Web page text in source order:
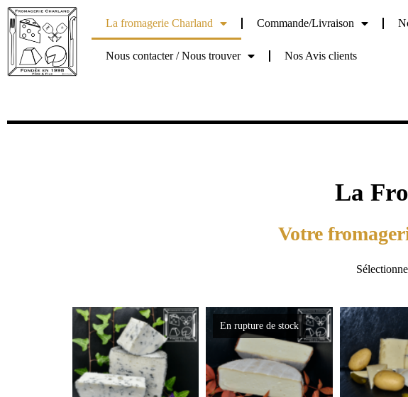
La fromagerie Charland Commande/Livraison
Nous contacter / Nous trouver
Nos Avis clients
La
Votre
En rupture de stock